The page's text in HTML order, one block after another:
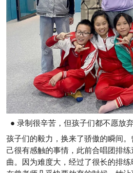
● 录制很辛苦，但孩子们都不愿放
孩子们的毅力，换来了骄傲的瞬间
己很有感触的事情，此前合唱团排
曲。因为难度大，经过了很长的排